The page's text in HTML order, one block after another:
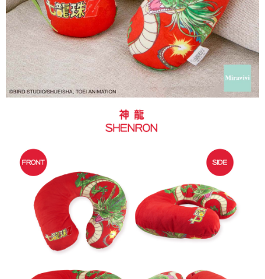
時審查核予不同之上限額度；若仍有額度不足之情形，本公司將視審查結果
請求用戶進行身份認證。
５．嚴禁一人註冊多個帳號或使用他人資訊註冊。若發現惡意使用之情形，
恩沛科技股份有限公司將有權停止該用戶之使用額度並採取法律行動。